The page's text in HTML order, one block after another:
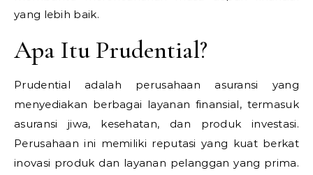
yang lebih baik.
Apa Itu Prudential?
Prudential adalah perusahaan asuransi yang
menyediakan berbagai layanan finansial, termasuk
asuransi jiwa, kesehatan, dan produk investasi.
Perusahaan ini memiliki reputasi yang kuat berkat
inovasi produk dan layanan pelanggan yang prima.